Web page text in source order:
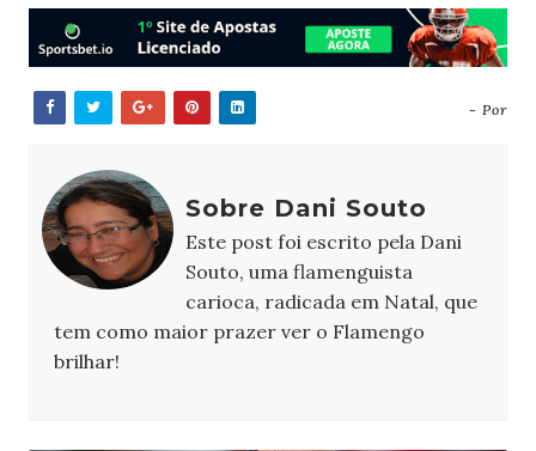
- Por
Sobre Dani Souto
Este post foi escrito pela Dani
Souto, uma flamenguista
carioca, radicada em Natal, que
tem como maior prazer ver o Flamengo
brilhar!